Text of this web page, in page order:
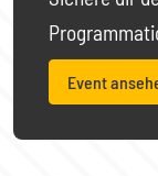
Event